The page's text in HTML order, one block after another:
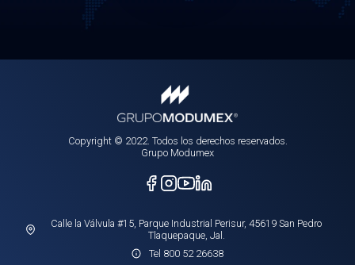
Copyright © 2022. Todos los derechos reservados.
Grupo Modumex
Calle la Válvula #15, Parque Industrial Perisur, 45619 San Pedro
Tlaquepaque, Jal.
Tel 800 52 26638